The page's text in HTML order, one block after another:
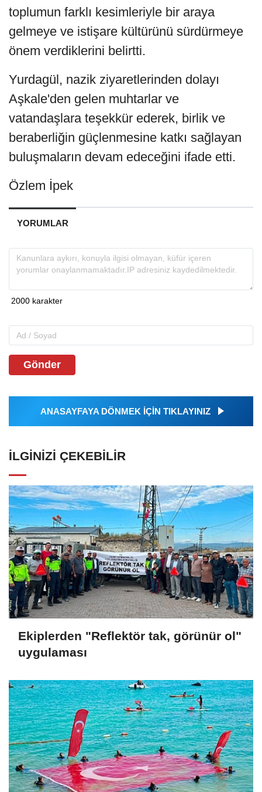
toplumun farklı kesimleriyle bir araya
gelmeye ve istişare kültürünü sürdürmeye
önem verdiklerini belirtti.
Yurdagül, nazik ziyaretlerinden dolayı
Aşkale'den gelen muhtarlar ve
vatandaşlara teşekkür ederek, birlik ve
beraberliğin güçlenmesine katkı sağlayan
buluşmaların devam edeceğini ifade etti.
Özlem İpek
YORUMLAR
Gönder
ANASAYFAYA DÖNMEK İÇİN TIKLAYINIZ
İLGINIZI ÇEKEBILIR
Ekiplerden "Reflektör tak, görünür ol"
uygulaması